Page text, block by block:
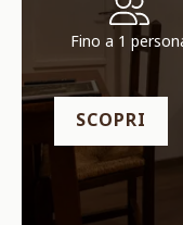
Fino a 1
SCOPRI